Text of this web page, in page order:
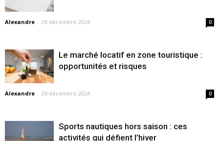
Alexandre - 26 décembre 2024 0
Le marché locatif en zone touristique :
opportunités et risques
Alexandre - 26 décembre 2024 0
Sports nautiques hors saison : ces
activités qui défient l’hiver